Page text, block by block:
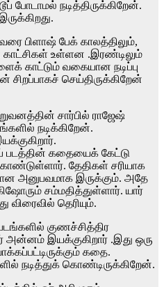
போடாமல் நடித்திருக்கிறேன்.
பிளாஷ் பேக் காலத்திலும்,
காட்சிகள் உள்ளன .இரண்டிலும்
காட்டும் வகையான நடிப்பு
செய்திருக்கிறேன்
சார்பில் ராஜேஷ்
நடிக்கிறேன்.
படத்தின் கதையைக் கேட்டு
கொண்டுள்ளார். தேதிகள் சரியாக
அனுபவமாக இருக்கும். அதே
சம்மதித்துள்ளார். யார்
விரைவில் தெரியும்.
குணச்சித்திர
இயக்குகிறார் .இது ஒரு
கதை.
நடித்துக் கொண்டிருக்கிறேன்.